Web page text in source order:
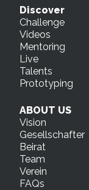
Discover
Challenge
Videos
Mentoring
Live
Talents
Prototyping
ABOUT US
Vision
Gesellschafter
Beirat
Team
Verein
FAQs